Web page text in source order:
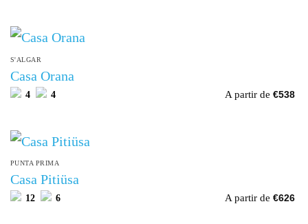
S'ALGAR
Casa Orana
4 4 A partir de €538
PUNTA PRIMA
Casa Pitiüsa
12 6 A partir de €626